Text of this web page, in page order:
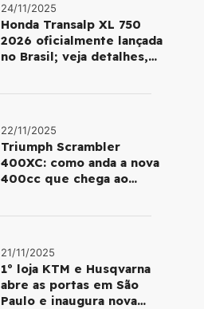
24/11/2025
Honda Transalp XL 750
2026 oficialmente lançada
no Brasil; veja detalhes,
22/11/2025
Triumph Scrambler
400XC: como anda a nova
400cc que chega ao
21/11/2025
1º loja KTM e Husqvarna
abre as portas em São
Paulo e inaugura nova